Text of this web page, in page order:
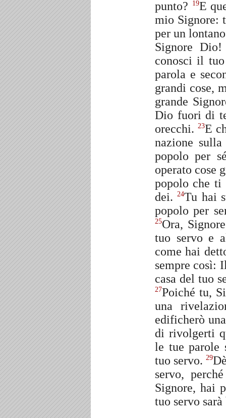
punto?
19E
mio Signore:
per un
Signore
conosci il
parola e
grandi cose,
grande
Dio fuori di
orecchi. 23E
nazione
popolo per
operato cose
popolo che ti
dei.24Tu hai
popolo per
25Ora,
tuo servo e
come hai
sempre così:
casa del tuo
27Poiché tu,
una
edificherò
di rivolgerti
le tue parole
tuo servo. 29
servo,
Signore, hai
tuo servo